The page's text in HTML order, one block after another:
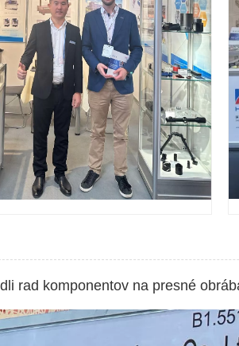
rad komponentov na presné